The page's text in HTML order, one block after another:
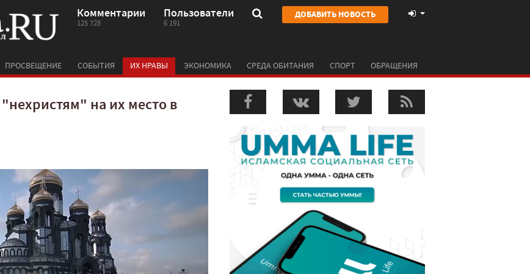
Комментарии
125 728
Пользователи
6 191
ДОБАВИТЬ НОВОСТЬ
ПРОСВЕЩЕНИЕ СОБЫТИЯ ИХ НРАВЫ ЭКОНОМИКА СРЕДА ОБИТАНИЯ СПОРТ ОБРАЩЕНИЯ
на их место в